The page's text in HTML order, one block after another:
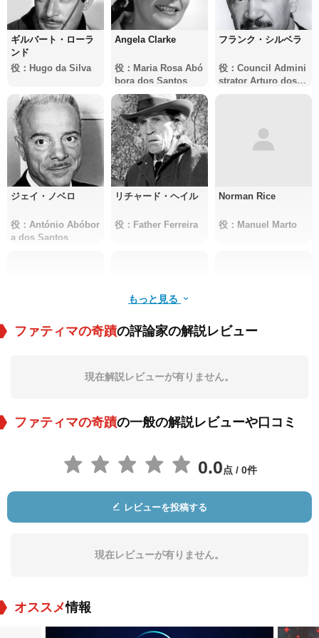
ギルバート・ローラ
ンド
役：Hugo da Silva
Angela Clarke
役：Maria Rosa Abó
bora dos Santos
フランク・シルベラ
役：Council Admini
strator Arturo dos S
ジェイ・ノベロ
役：António Abóbor
a dos Santos
リチャード・ヘイル
役：Father Ferreira
Norman Rice
役：Manuel Marto
役：Olímpia Marto
役：District Magistr
役：Lúcia Abóbora
もっと見る
ファティマの奇蹟の評論家の解説レビュー
現在解説レビューが有りません。
ファティマの奇蹟の一般の解説レビューや口コミ
0.0点 / 0件
レビューを投稿する
現在レビューが有りません。
オススメ情報